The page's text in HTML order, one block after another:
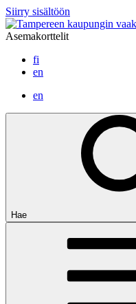
Siirry sisältöön
Asemakorttelit
fi
en
en
Hae